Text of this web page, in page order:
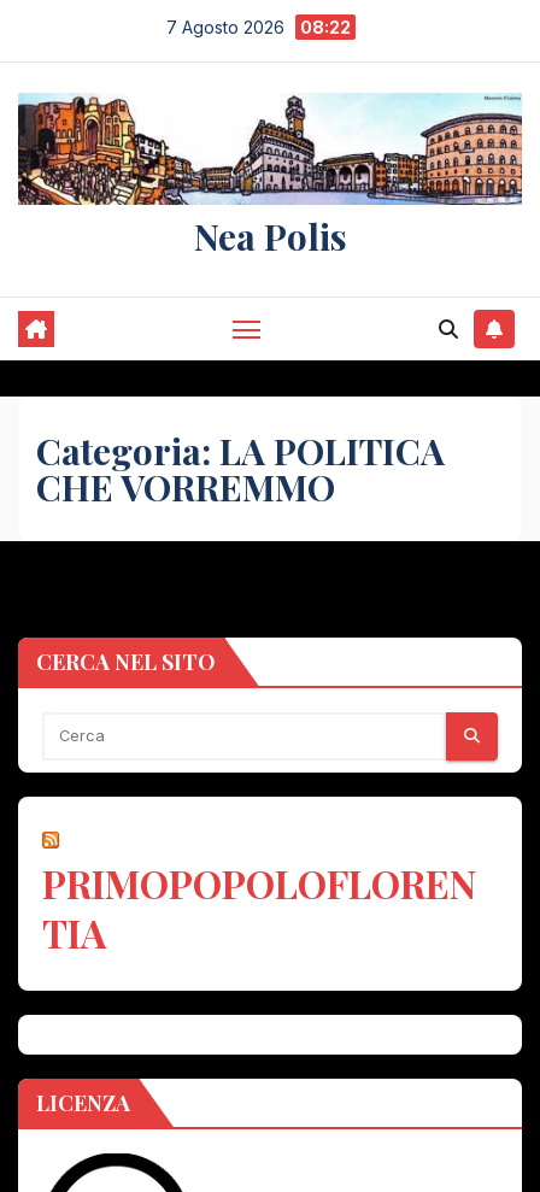
contenuto
7 Agosto 2026 08:22
Nea Polis
Categoria: LA POLITICA
CHE VORREMMO
CERCA NEL SITO
PRIMOPOPOLOFLOREN
TIA
LICENZA